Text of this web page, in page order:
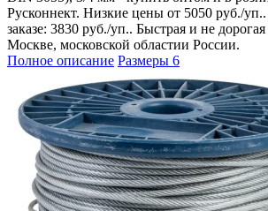
Русконнект. Низкие цены от 5050 руб./
заказе: 3830 руб./уп.. Быстрая и не
Москве, московской областии России.
Полное описание Размеры 6